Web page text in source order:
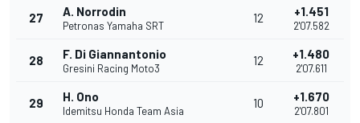
27 A. Norrodin
Petronas Yamaha SRT
12 +1.451
2'07.582
28 F. Di Giannantonio
Gresini Racing Moto3
12 +1.480
2'07.611
29 H. Ono
Idemitsu Honda Team Asia
10 +1.670
2'07.801